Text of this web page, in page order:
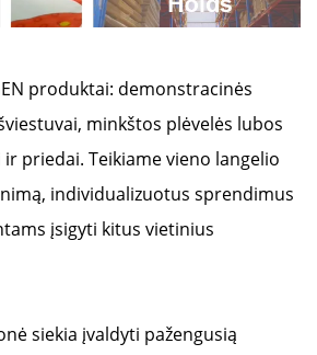
produktai: demonstracinės
minkštos plėvelės lubos
priedai. Teikiame vieno langelio
individualizuotus sprendimus
įsigyti kitus vietinius
siekia įvaldyti pažengusią